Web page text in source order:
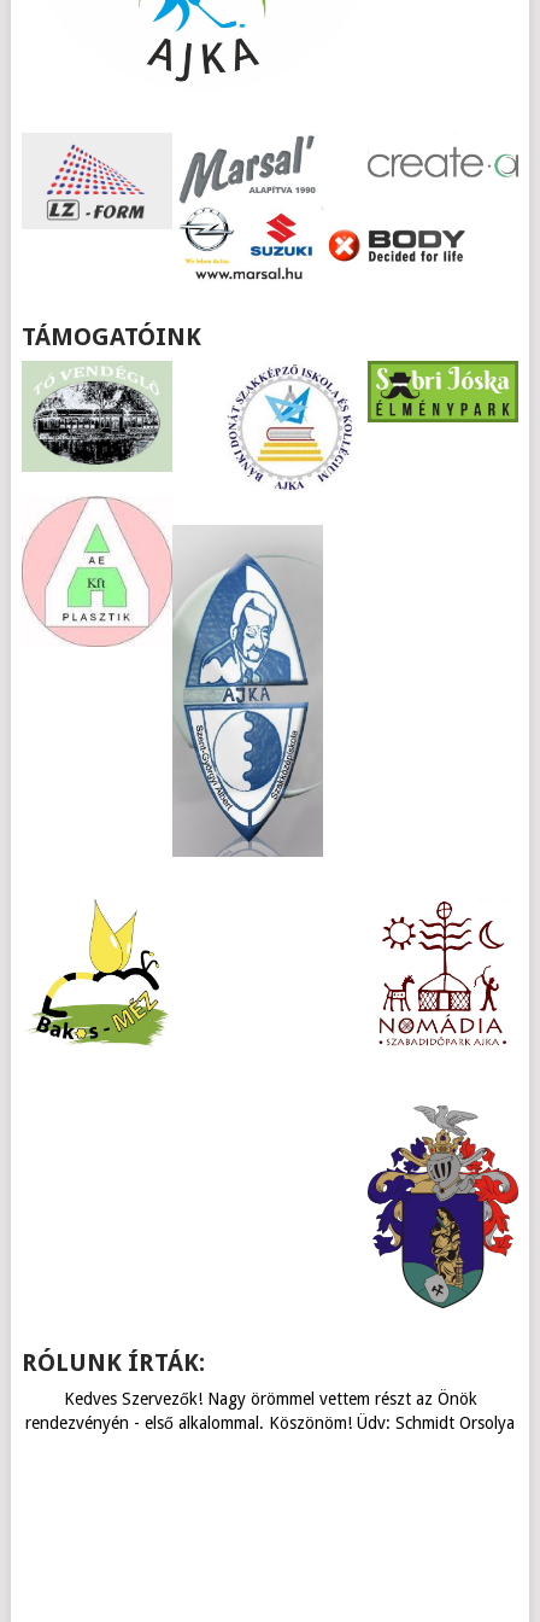
TÁMOGATÓINK
RÓLUNK ÍRTÁK:
Kedves Szervezők! Nagy örömmel vettem részt az Önök
rendezvényén - első alkalommal. Köszönöm! Üdv: Schmidt Orsolya